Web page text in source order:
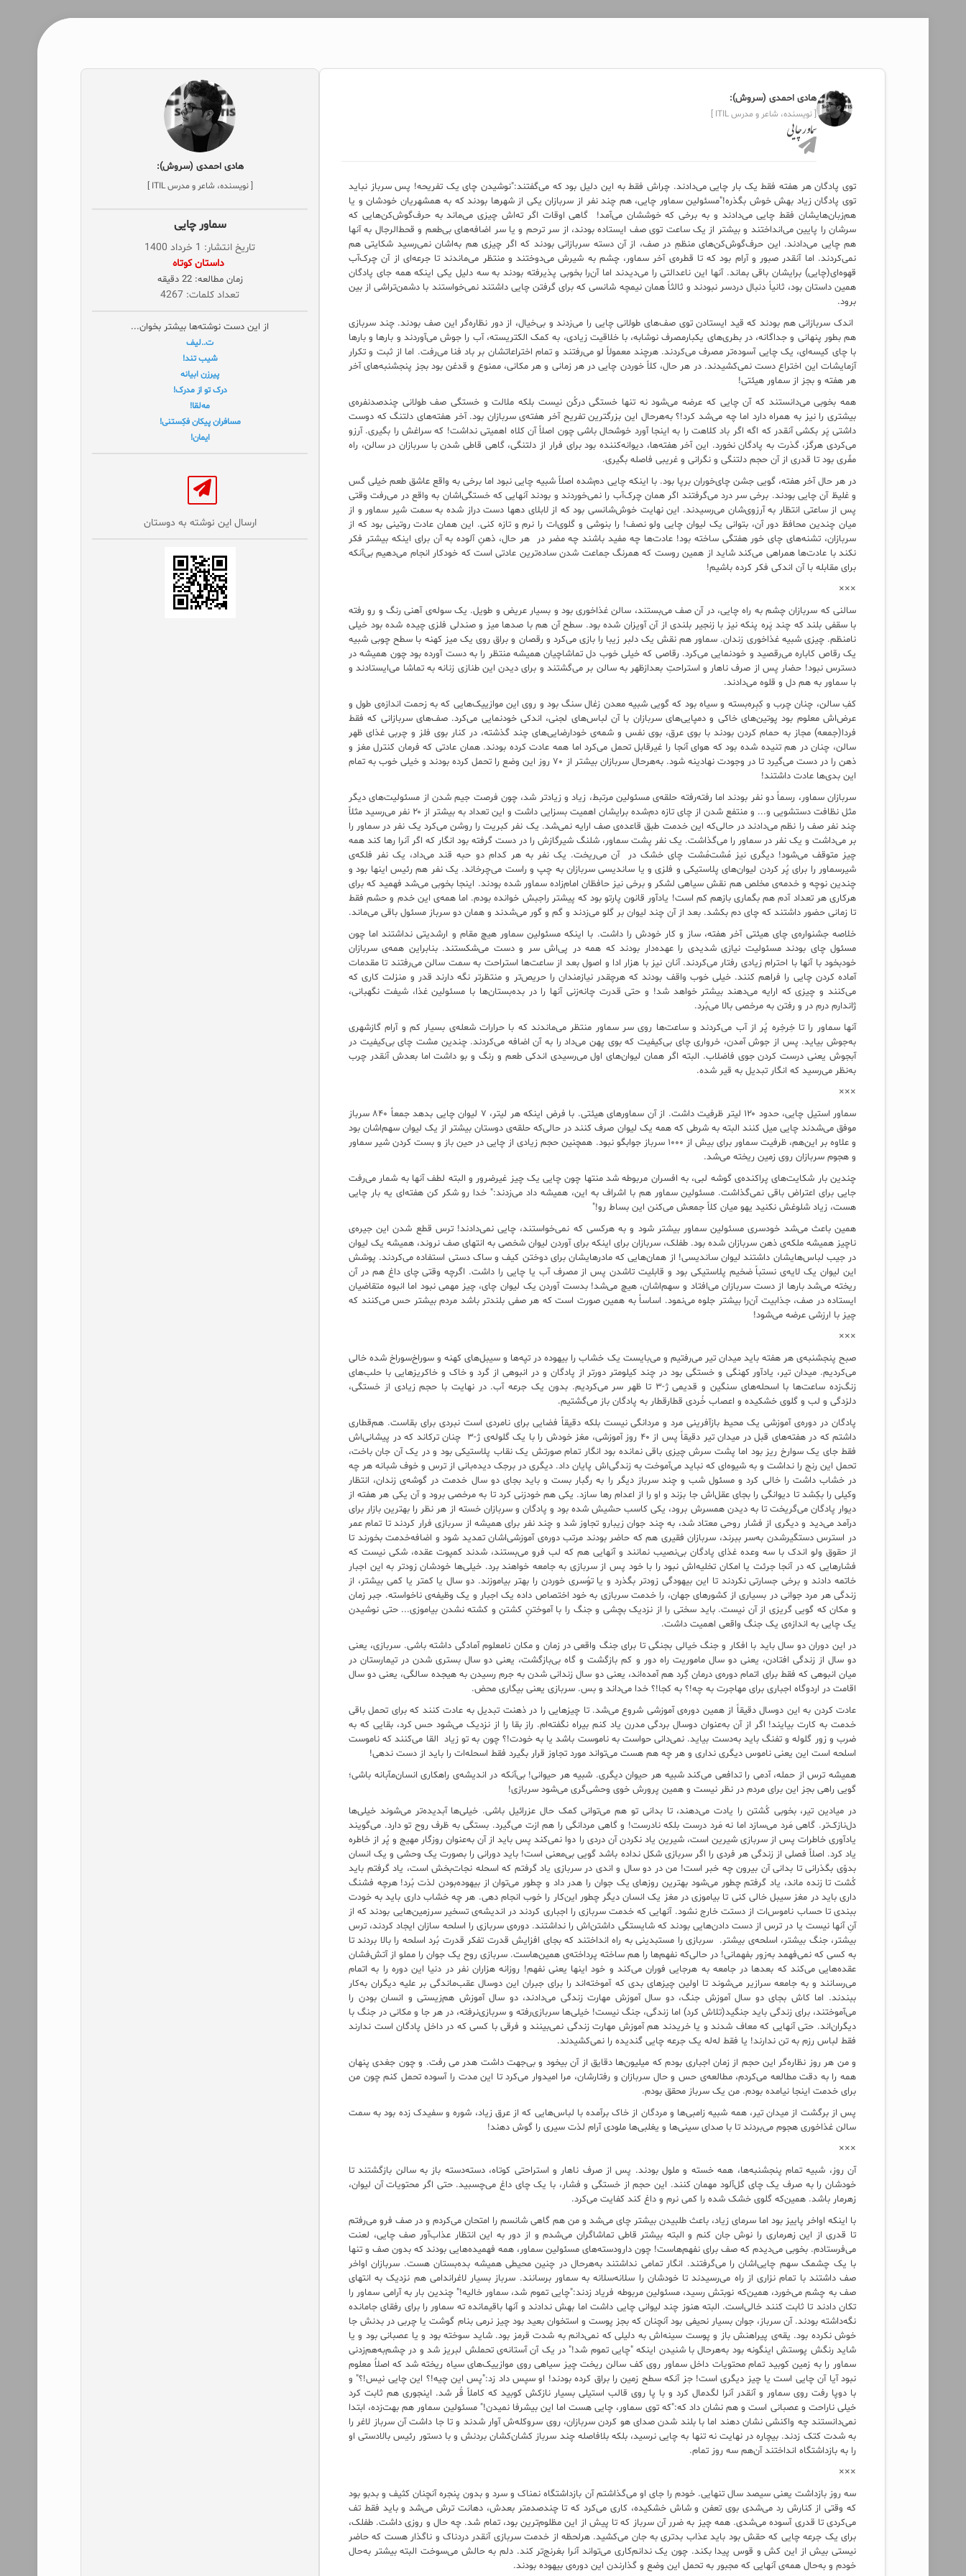
هادی احمدی (سروش):
[ نویسنده، شاعر و مدرس ITIL ]
سماور چایی
توی پادگان هر هفته فقط یک بار چایی می‌دادند. چراش فقط به این دلیل بود که می‌گفتند:"نوشیدن چای یک تفریحه! پس سرباز نباید
توی پادگان زیاد بهش خوش بگذره!"مسئولین سماور چایی، هم چند نفر از سربازان یکی از شهرها بودند که به همشهریان خودشان و یا
هم‌زبان‌هایشان فقط چایی می‌دادند و به برخی که خوششان می‌آمد! گاهی اوقات اگر ته‌اش چیزی می‌ماند به حرف‌گوش‌کن‌هایی که
سرشان را پایین می‌انداختند و بیشتر از یک ساعت توی صف ایستاده بودند، از سر ترحم و یا سر اضافه‌های بی‌طعم و قحط‌الرجال به آنها
هم چایی می‌دادند. این حرف‌گوش‌کن‌های منظمِ در صف، از آن دسته سربازانی بودند که اگر چیزی هم به‌اشان نمی‌رسید شکایتی هم
نمی‌کردند. اما آنقدر صبور و آرام بود که تا قطره‌ی آخر سماور، چشم به شیرش می‌دوختند و منتظر می‌ماندند تا جرعه‌ای از آن چرک‌آب
قهوه‌ای(چایی) برایشان باقی بماند. آنها این ناعدالتی را می‌دیدند اما آن‌را بخوبی پذیرفته بودند به سه دلیل یکی اینکه همه جای پادگان
همین داستان بود، ثانیاً دنبال دردسر نبودند و ثالثاً همان نیمچه شانسی که برای گرفتن چایی داشتند نمی‌خواستند با دشمن‌تراشی از بین
برود.
اندک سربازانی هم بودند که قید ایستادن توی صف‌های طولانی چایی را می‌زدند و بی‌خیال، از دور نظاره‌گر این صف بودند. چند سربازی
هم بطور پنهانی و جداگانه، در بطری‌های یکبارمصرف نوشابه، با خلاقیت زیادی، به کمک الکتریسته، آب را جوش می‌آوردند و بارها و بارها
با چای کیسه‌ای، یک چایی آسوده‌تر مصرف می‌کردند. هرچند معمولاً لو می‌رفتند و تمام اختراعاتشان بر باد فنا می‌رفت. اما از ثبت و تکرار
آزمایشات این اختراع دست نمی‌کشیدند. در هر حال، کلاً خوردن چایی در هر زمانی و هر مکانی، ممنوع و قدغن بود بجز پنجشنبه‌های آخر
هر هفته و بجز از سماور هیئتی!
همه بخوبی می‌دانستند که آن‌ چایی که عرضه می‌شود نه تنها خستگی درکُن نیست بلکه ملالت و خستگی صف طولانی چندصدنفره‌ی
بیشتری را نیز به همراه دارد اما چه می‌شد کرد!؟ به‌هرحال این بزرگترین تفریح آخر هفته‌ی سربازان بود. آخر هفته‌های دلتنگ که دوست
داشتی پَر بکشی آنقدر که اگه اگر باد کلاهت را به اینجا آورد خوشحال باشی چون اصلاً آن کلاه اهمیتی نداشت! که سراغش را بگیری. آرزو
می‌کردی هرگز، گذرت به پادگان نخورد. این آخر هفته‌ها، دیوانه‌کننده بود برای فرار از دلتنگی، گاهی قاطی شدن با سربازان در سالن، راه
مفّری بود تا قدری از آن حجم دلتنگی و نگرانی و غریبی فاصله بگیری.
در هر حال آخر هفته، گویی جشن چای‌خوران برپا بود. با اینکه چایی دم‌شده اصلاً شبیه چایی نبود اما برخی به واقع عاشق طعم خیلی گس
و غلیظ آن چایی بودند. برخی سر درد می‌گرفتند اگر همان چرک‌آب را نمی‌خوردند و بودند آنهایی که خستگی‌اشان به واقع در می‌رفت وقتی
پس از ساعتی انتظار به آرزوی‌شان می‌رسیدند. این نهایت خوش‌شانسی بود که از لابلای دهها دست دراز شده به سمت شیر سماور و از
میان چندین محافظ دور آن، بتوانی یک لیوان چایی ولو نصف! را بنوشی و گلوی‌ات را نرم و تازه کنی. این همان عادت روتینی بود که از
سربازان، تشنه‌های چای خور هفتگی ساخته بود! عادت‌ها چه مفید باشند چه مضر در هر حال، ذهنِ آلوده به آن برای اینکه بیشتر فکر
نکند با عادت‌ها همراهی می‌کند شاید از همین روست که همرنگ جماعت شدن ساده‌ترین عادتی است که خودکار انجام می‌دهیم بی‌آنکه
برای مقابله با آن اندکی فکر کرده باشیم!
×××
سالنی که سربازان چشم به راه چایی، در آن صف می‌بستند، سالن غذاخوری بود و بسیار عریض و طویل. یک سوله‌ی آهنی رنگ و رو رفته
با سقفی بلند که چند پَره پنکه نیز با زنجیر بلندی از آن آویزان شده بود. سطح آن هم با صدها میز و صندلی فلزی چیده شده بود خیلی
نامنظم. چیزی شبیه غذاخوری زندان. سماور هم نقش یک دلبر زیبا را بازی می‌کرد و رقصان و براق روی یک میز کهنه‌ با سطح چوبی شبیه
یک رقاص کاباره می‌رقصید و خودنمایی می‌کرد. رقاصی که خیلی خوب دل تماشاچیان همیشه منتظر را به دست آورده بود چون همیشه در
دسترس نبود! حضار پس از صرف ناهار و استراحتِ بعدازظهر به سالن بر می‌گشتند و برای دیدن این طنازی زنانه به تماشا می‌ایستادند و
با سماور به هم دل و قلوه می‌دادند.
کفِ سالن، چنان چرب و کِبِره‌بسته و سیاه بود که گویی شبیه معدن زغال سنگ بود و روی این موازییک‌هایی که به زحمت اندازه‌ی طول و
عرض‌اش معلوم بود پوتین‌های خاکی و دمپایی‌های سربازان با آن لباس‌های لجنی، اندکی خودنمایی می‌کرد. صف‌های سربازانی که فقط
فردا(جمعه) مجاز به حمام کردن بودند با بوی عرق، بوی نفس و شمه‌ی خودارضایی‌های چند گذشته، در کنار بوی فلز و چربی غذای ظهر
سالن، چنان در هم تنیده شده بود که هوای آنجا را غیرقابل تحمل می‌کرد اما همه عادت کرده بودند. همان عادتی که فرمان کنترل مغز و
ذهن را در دست می‌گیرد تا در وجودت نهادینه شود. به‌هرحال سربازان بیشتر از ۷۰ روز این وضع را تحمل کرده بودند و خیلی خوب به تمام
این بدی‌ها عادت داشتند!
سربازان سماور، رسماً دو نفر بودند اما رفته‌رفته حلقه‌ی مسئولین مرتبط، زیاد و زیادتر شد، چون فرصت جیم شدن از مسئولیت‌های دیگر
مثل نظافت دستشویی و... و منتفع شدن از چای تازه دم‌شده برایشان اهمیت بسزایی داشت و این تعداد به بیشتر از ۲۰ نفر می‌رسید مثلاً
چند نفر صف را نظم می‌دادند در حالی‌که این خدمت طبق قاعده‌ی صف ارایه نمی‌شد. یک نفر کبریت را روشن می‌کرد یک نفر در سماور را
بر می‌داشت و یک نفر در سماور را می‌گذاشت. یک نفر پشت سماور، شلنگ شیرگازش را در دست گرفته بود انگار که اگر آنرا رها کند همه
چیز متوقف می‌شود! دیگری نیز مُشت‌مُشت چای خشک در آن می‌ریخت. یک نفر به هر کدام دو حبه قند می‌داد، یک نفر فلکه‌ی
شیرسماور را برای پُر کردن لیوان‌های پلاستیکی و فلزی و یا ساندیسی سربازان به چپ و راست می‌چرخاند. یک نفر هم رئیس اینها بود و
چندین نوچه و خدمه‌ی مخلص هم نقش سیاهی لشکر و برخی نیز حافظان امام‌زاده سماور شده بودند. اینجا بخوبی می‌شد فهمید که برای
هرکاری هر تعداد آدم هم بگماری بازهم کم است! یادآور قانون پارتو بود که پیشتر راجبش خوانده بودم. اما همه‌ی این خدم و حشم فقط
تا زمانی حضور داشتند که چای دم بکشد. بعد از آن چند لیوان بر گلو می‌زدند و گم و گور می‌شدند و همان دو سرباز مسئول باقی می‌ماند.
خلاصه جشنواره‌ی چای هیئتی آخر هفته، ساز و کار خودش را داشت. با اینکه مسئولین سماور هیچ مقام و ارشدیتی نداشتند اما چون
مسئول چای بودند مسئولیت نیازی شدیدی را عهده‌دار بودند که همه در پی‌اش سر و دست می‌شکستند. بنابراین همه‌ی سربازان
خودبخود با آنها با احترام زیادی رفتار می‌کردند. آنان نیز با هزار ادا و اصول بعد از ساعت‌ها استراحت به سمت سالن می‌رفتند تا مقدمات
آماده کردن چایی را فراهم کنند. خیلی خوب واقف بودند که هرچقدر نیازمندان را حریص‌تر و منتظرتر نگه دارند قدر و منزلت کاری که
می‌کنند و چیزی که ارایه می‌دهند بیشتر خواهد شد! و حتی قدرت چانه‌زنی آنها را در بده‌بستان‌ها با مسئولین غذا، شیفت نگهبانی،
ژاندارم درم در و رفتن به مرخصی بالا می‌بُرد.
آنها سماور را تا خِرخِره پُر از آب می‌کردند و ساعت‌ها روی سر سماور منتظر می‌ماندند که با حرارات شعله‌ی بسیار کم و آرام گازشهری
به‌جوش بیاید. پس از جوش آمدن، خرواری چای بی‌کیفیت که بوی پهن می‌داد را به آن اضافه می‌کردند. چندین مشت چای بی‌کیفیت در
آبجوش یعنی درست کردن جوی فاضلاب. البته اگر همان لیوان‌های اول می‌رسیدی اندکی طعم و رنگ و بو داشت اما بعدش آنقدر چرب
به‌نظر می‌رسید که انگار تبدیل به قیر شده.
×××
سماور استیل چایی، حدود ۱۲۰ لیتر ظرفیت داشت. از آن سماورهای هیئتی. با فرض اینکه هر لیتر، ۷ لیوان چایی بدهد جمعاً ۸۴۰ سرباز
موفق می‌شدند چایی میل کنند البته به شرطی که همه یک لیوان صرف کنند در حالی‌که حلقه‌ی دوستان بیشتر از یک لیوان سهم‌اشان بود
و علاوه بر این‌هم، ظرفیت سماور برای بیش از ۱۰۰۰ سرباز جوابگو نبود. همچنین حجم زیادی از چایی در حین باز و بست کردن شیر سماور
و هجوم سربازان روی زمین ریخته می‌شد.
چندین بار شکایت‌های پراکنده‌ی گوشه‌ لبی، به افسران مربوطه شد منتها چون چایی یک چیز غیرضرور و البته لطف آنها به شمار می‌رفت
جایی برای اعتراض باقی نمی‌گذاشت. مسئولین سماور هم با اشراف به این، همیشه داد می‌زدند:" خدا رو شکر کن هفته‌ای یه بار چایی
هست، زیاد شلوغش نکنید یهو میان کلاً جمعش می‌کنن این بساط رو!"
همین باعث می‌شد خودسری مسئولین سماور بیشتر شود و به هرکسی که نمی‌خواستند، چایی نمی‌دادند! ترس قطع شدن این جیره‌ی
ناچیز همیشه ملکه‌ی ذهن سربازان شده بود. طفلک، سربازان برای اینکه برای آوردن لیوان شخصی به انتهای صف نروند، همیشه یک لیوان
در جیب لباس‌هایشان داشتند لیوان ساندیسی! از همان‌هایی که مادرهایشان برای دوختن کیف و ساک دستی استفاده می‌کردند. پوشش
این لیوان یک لایه‌ی نستباً ضخیم پلاستیکی بود و قابلیت تاشدن پس از مصرف آب یا چایی را داشت. اگرچه وقتی چای داغ هم در آن
ریخته می‌شد بارها از دست سربازان می‌افتاد و سهم‌اشان، هیچ می‌شد! بدست آوردن یک لیوان چای، چیز مهمی نبود اما انبوه متقاضیان
ایستاده در صف، جذابیت آن‌را بیشتر جلوه می‌نمود. اساساً به همین صورت است که هر صفی بلندتر باشد مردم بیشتر حس می‌کنند که
چیز با ارزشی عرضه می‌شود!
×××
صبح پنجشنبه‌ی هر هفته باید میدان تیر می‌رفتیم و می‌بایست یک خشاب را بیهوده در تپه‌ها و سیبل‌های کهنه و سوراخ‌سوراخ شده خالی
می‌کردیم. میدان تیر، یادآور کهنگی و خستگی بود در چند کیلومتر دورتر از پادگان و در انبوهی از گرد و خاک و خاکریز‌هایی با حلب‌های
زنگ‌زده ساعت‌ها با اسحله‌های سنگین و قدیمی ژ-۳ تا ظهر سر می‌کردیم. بدون یک جرعه آب. در نهایت با حجم زیادی از خستگی،
دلزدگی و لب و گلوی خشکیده و اعصاب خُردی قطارقطار به پادگان باز می‌گشتیم.
پادگان در دوره‌ی آموزشی یک محیط بازآفرینی مرد و مردانگی نیست بلکه دقیقاً فضایی برای نامردی است نبردی برای بقاست. هم‌قطاری
داشتم که در هفته‌های قبل در میدان تیر دقیقاً پس از ۴۰ روز آموزشی، مغز خودش را با یک گلوله‌ی ژ-۳ چنان ترکاند که در پیشانی‌اش
فقط جای یک سوارخ ریز بود اما پشت سرش چیزی باقی نمانده بود انگار تمام صورتش یک نقاب پلاستیکی بود و در یک آن جان باخت،
تحمل این رنج را نداشت و به شیوه‌ای که نباید می‌آموخت به زندگی‌اش پایان داد. دیگری در برجک دید‌ه‌بانی از ترس و خوف شبانه هر چه
در خشاب داشت را خالی کرد و مسئول شب و چند سرباز دیگر را به رگبار بست و باید بجای دو سال خدمت در گوشه‌ی زندان، انتظار
وکیلی را بکِشد تا دیوانگی را بجای عقل‌اش جا بزند و او را از اعدام رها سازد. یکی هم خودزنی کرد تا به مرخصی برود و آن یکی هر هفته از
دیوار پادگان می‌گریخت تا به دیدن همسرش برود، یکی کاسب حشیش شده بود و پادگان و سربازان خسته از هر نظر را بهترین بازار برای
درآمد می‌دید و دیگری از فشار روحی معتاد شد، به چند جوان زیبارو تجاوز شد و چند نفر برای همیشه از سربازی فرار کردند تا تمام عمر
در استرس دستگیر‌شدن به‌سر ببرند، سربازان فقیری هم که حاضر بودند مرتب دوره‌ی آموزشی‌اشان تمدید شود و اضافه‌خدمت بخورند تا
از حقوق ولو اندک با سه وعده غذای پادگان بی‌نصیب نمانند و آنهایی هم که لب فرو می‌بستند، شدند کمپوت عقده، شکی نیست که
فشارهایی که در آنجا جرئت یا امکان تخلیه‌اش نبود را با خود پس از سربازی به جامعه خواهند برد. خیلی‌ها خودشان زودتر به این اجبار
خاتمه دادند و برخی جسارتی نکردند تا این بیهود‌گی زودتر بگذرد و یا توُسری خوردن را بهتر بیاموزند. دو سال یا کمتر یا کمی بیشتر، از
زندگی هر مرد جوانی در بسیاری از کشورهای جهان، را خدمت سربازی به خود اختصاص داده یک اجبار و یک وظیفه‌ی ناخواسته. جبر زمان
و مکان که گویی گریزی از آن نیست. باید سختی را از نزدیک بچشی و جنگ را با آموختنِ کشتن و کشته نشدن بیاموزی... حتی نوشیدن
یک چایی به اندازه‌ی یک جنگ واقعی اهمیت داشت.
در این دوران دو سال باید با افکار و جنگ خیالی بجنگی تا برای جنگ واقعی در زمان و مکان نامعلوم آمادگی داشته باشی. سربازی، یعنی
دو سال از زندگی افتادن، یعنی دو سال ماموریت راه دور و کم بازگشت و گاه بی‌بازگشت، یعنی دو سال بستری شدن در تیمارستان در
میان انبوهی که فقط برای اتمام دوره‌ی درمان گِرد هم آمده‌اند، یعنی دو سال زندانی شدن به جرم رسیدن به هیجده سالگی، یعنی دو سال
اقامت در اردوگاه اجباری برای مهاجرت به چه!؟ به کجا!؟ خدا می‌داند و بس. سربازی یعنی بیگاری محض.
عادت کردن به این دوسال دقیقاً از همین دوره‌ی آموزشی شروع می‌شد. تا چیزهایی را در ذهنت تبدیل به عادت کنند که برای تحمل باقی
خدمت به کارت بیایند! اگر از آن به‌عنوان دوسال بردگی مدرن یاد کنم بیراه نگفته‌ام. راز بقا را از نزدیک می‌شود حس کرد، بقایی که به
ضرب و زور گلوله و تفنگ باید به‌دست بیاید. نمی‌دانی حواست به ناموست باشد یا به خودت!؟ چون به تو زیاد القا می‌کنند که ناموست
اسلحه است این یعنی ناموس دیگری نداری و هر چه هم هست می‌تواند مورد تجاوز قرار بگیرد فقط اسحله‌ات را باید از دست ندهی!
همیشه ترس از حمله، آدمی را تدافعی می‌کند شبیه هر حیوان دیگری. شبیه هر حیوانی! بی‌آنکه در اندیشه‌ی راهکاری انسان‌مآبانه باشی؛
گویی راهی بجز این برای مردم در نظر نیست و همین پرورش خوی وحشی‌گری می‌شود سربازی!
در میادین تیر، بخوبی کُشتن را یادت می‌دهند، تا بدانی تو هم می‌توانی کمک حال عزرائیل باشی. خیلی‌ها آبدیده‌تر می‌شوند خیلی‌ها
دل‌نازک‌تر. گاهی مَرد می‌سازد اما نه مَرد درست بلکه نادرست! و گاهی مردانگی را هم ازت می‌گیرد. بستگی به ظرف روح تو دارد. می‌گویند
یادآوری خاطرات پس از سربازی شیرین است، شیرین یاد نکردن آن دردی را دوا نمی‌کند پس باید از آن به‌عنوان روزگار مهیج و پُر از خاطره
یاد کرد. اصلاً فصلی از زندگی هر فردی را اگر سربازی شکل نداده باشد گویی بی‌معنی است! باید دورانی را بصورت یک وحشی و یک انسان
بدوّی بگذرانی تا بدانی آن بیرون چه خبر است! من در دو سال و اندی در سربازی یاد گرفتم که اسحله نجات‌بخش است، یاد گرفتم باید
کُشت تا زنده ماند، یاد گرفتم چطور می‌شود بهترین روزهای یک جوان را هدر داد و چطور می‌توان از بیهوده‌بودن لذت بُرد! هرچه فشنگ
داری باید در مغز سیبل خالی کنی تا بیاموزی در مغز یک انسان دیگر چطور این‌کار را خوب انجام دهی. هر چه خشاب داری باید به خودت
ببندی تا حساب ناموس‌ات از دستت خارج نشود. آنهایی که خدمت سربازی را اجباری کردند در اندیشه‌ی تسخیر سرزمین‌هایی بودند که از
آنِ آنها نیست یا در ترس از دست دادن‌هایی بودند که شایستگی داشتن‌اش را نداشتند. دوره‌ی سربازی را اسلحه سازان ایجاد کردند، ترس
بیشتر، جنگ بیشتر، اسلحه‌ی بیشتر. سربازی را مستبدینی به راه انداختند که بجای افزایش قدرت تفکر قدرت بُرد اسلحه را بالا بردند تا
به کسی که نمی‌فهمد به‌زور بفهمانی! در حالی‌که نفهم‌ها را هم ساخته پرداخته‌ی همین‌هاست. سربازی روح یک جوان را مملو از آتش‌فشان
عقده‌هایی می‌کند که بعدها در جامعه به هرجایی فوران می‌کند و خود اینها یعنی نفهم! روزانه هزاران نفر در دنیا این دوره را به اتمام
می‌رسانند و به جامعه سرازیر می‌شوند تا اولین چیزهای بدی که آموخته‌اند را برای جبران این دوسال عقب‌ماندگی بر علیه دیگران به‌کار
ببندند. اما کاش بجای دو سال آموزش جنگ، دو سال آموزش مهارت زندگی می‌دادند، دو سال آموزش هم‌زیستی و انسان بودن را
می‌آموختند، برای زندگی باید جنگید(تلاش کرد) اما زندگی، جنگ نیست! خیلی‌ها سربازی‌رفته و سربازی‌نرفته، در هر جا و مکانی در جنگ با
دیگران‌اند. حتی آنهایی که معاف شدند و یا خریدند هم آموزش مهارت زندگی نمی‌بینند و فرقی با کسی که در داخل پادگان است ندارند
فقط لباس رزم به تن ندارند! یا فقط له‌له یک جرعه چایی گندیده را نمی‌کشیدند.
و من هر روز نظاره‌گر این حجم از زمان اجباری بودم که میلیون‌ها دقایق از آن بیخود و بی‌جهت داشت هدر می رفت. و چون جغدی پنهان
همه را به دقت مطالعه می‌کردم، مطالعه‌ی حس و حال سربازان و رفتارشان، مرا امیدوار می‌کرد تا این مدت را آسوده تحمل کنم چون من
برای خدمت اینجا نیامده بودم. من یک سرباز محقق بودم.
پس از برگشت از میدان تیر، همه شبیه زامبی‌ها و مردگان از خاک برآمده با لباس‌هایی که از عرق زیاد، شوره و سفیدک زده بود به سمت
سالن غذاخوری هجوم می‌بردند تا با صدای سینی‌ها و یغلبی‌ها ملودی آرام لذت سیری را گوش دهند!
×××
آن روز، شبیه تمام پنجشنبه‌ها، همه خسته و ملول بودند. پس از صرف ناهار و استراحتی کوتاه، دسته‌دسته باز به سالن بازگشتند تا
خودشان را به صرف یک چای گل‌آلود مهمان کنند. این حجم از خستگی و فشار، با یک چای داغ می‌چسبید. حتی اگر محتویات آن لیوان،
زهرمار باشد. همین‌که گلوی خشک شده را کمی نرم و داغ کند کفایت می‌کرد.
با اینکه اواخر پاییز بود اما سرمای زیاد، باعث طلبیدن بیشتر چای می‌شد و من هم گاهی شانسم را امتحان می‌کردم و در صف فرو می‌رفتم
تا قدری از این زهرماری را نوش جان کنم و البته بیشتر قاطی تماشاگران می‌شدم و از دور به این انتظار عذاب‌آور صف چایی، لعنت
می‌فرستادم. بخوبی می‌دیدم که صف برای نفهم‌هاست! چون دارودسته‌های مسئولین سماور، همه فهمیده‌هایی بودند که بدون صف و تنها
با یک چشمک سهم چایی‌اشان را می‌گرفتند. انگار تمامی نداشتند به‌هرحال در چنین محیطی همیشه بده‌بستان هست. سربازان اواخر
صف داشتند با تمام نزاری از راه می‌رسیدند تا خودشان را سلانه‌سلانه به سماور برسانند. سرباز بسیار لاغراندامی هم نزدیک به انتهای
صف به چشم می‌خورد، همین‌که نوبتش رسید، مسئولین مربوطه فریاد زدند:"چایی تموم شد، سماور خالیه!" چندین بار به آرامی سماور را
تکان دادند تا ثابت کنند خالی‌است. البته هنوز چند لیوانی چایی داشت اما بهش ندادند و آنها باقیمانده ته سماور را برای رفقای جامانده
نگه‌داشته بودند. آن سرباز، جوان بسیار نحیفی بود آنچنان که بجز پوست و استخوان بعید بود چیز نرمی بنام گوشت یا چربی در بدنش جا
خوش نکرده بود. یقه‌ی پیراهنش باز و پوست سینه‌‌اش به دلیلی که نمی‌دانم به شدت قرمز بود. شاید سوخته بود و یا عصبانی بود و یا
شاید رنگش پوستش اینگونه بود به‌هرحال با شنیدن اینکه "چایی تموم شد!" در یک آن آستانه‌ی تحملش لبریز شد و در چشم‌به‌هم‌زدنی
سماور را به زمین کوبید تمام محتویات داخل سماور روی کف سالن ریخت چیز سیاهی روی موازییک‌های سیاه ریخته شد که اصلاٌ معلوم
نبود آیا آن چایی است یا چیز دیگری است! جز آنکه سطح زمین را براق کرده بودند! او سپس داد زد:"پس این چیه!؟ این چایی نیس!؟" و
با دوپا رفت روی سماور و آنقدر آنرا لگدمال کرد و با پا روی قالب استیلی بسیار نازکش کوبید که کاملاً قُر شد. اینجوری هم ثابت کرد
خیلی ناراحت و عصبانی است و هم نشان داد که:"که توی سماور، چایی هست اما این بیشرفا نمیدن!" مسئولین سماور هم بهت‌زده، ابتدا
نمی‌دانستند چه واکنشی نشان دهند اما با بلند شدن صدای هو کردن سربازان، روی سروکله‌ش آوار شدند و تا جا داشت آن سرباز لاغر را
به شدت کتک زدند. بیچاره در نهایت نه تنها به چایی نرسید، بلکه بلافاصله چند سرباز کشان‌کشان بردنش و با دستور رئیس بالادستی او
را به بازداشتگاه انداختند آن‌هم سه روز تمام.
×××
سه روز بازداشت یعنی سیصد سال تنهایی. خودم را جای او می‌گذاشتم آن بازداشتگاه نمناک و سرد و بدون پنجره آنچنان کثیف و بدبو بود
که وقتی از کنارش رد می‌شدی بوی تعفن و شاش خشکیده، کاری می‌کرد که تا چندصدمتر بعدش، دهانت ترش می‌شد و باید فقط تف
می‌کردی تا قدری آسوده می‌شدی. همه چیز به ضرر آن سرباز که تا پیش از این مظلوم‌ترین بود، تمام شد. چه حال و روزی داشت. طفلک،
برای یک جرعه چایی که حقش بود باید عذاب بدتری به جان می‌کشید. هرلحظه از خدمت سربازی آنقدر دردناک و ناگذار هست که حاضر
نیستی بیش از این کش و قوس پیدا بکند. چون یک ندانم‌کاری می‌تواند آنرا بغرنج‌تر کند. دلم به حالش می‌سوخت البته بیشتر به‌حال
خودم و به‌حال همه‌ی آنهایی که مجبور به تحمل این وضع و گذارندن این دوره‌ی بیهوده بودند.
هادی احمدی (سروش):
[ نویسنده، شاعر و مدرس ITIL ]
سماور چایی
تاریخ انتشار: 1 خرداد 1400
‌ داستان کوتاه
زمان مطالعه: 22 دقیقه
تعداد کلمات: 4267
از این دست نوشته‌ها بیشتر بخوان...
ت..لیف
شیب تند!
پیرزن ابیانه
درک تو از مدرک!
مه‌لقا!
مسافران پیکان فکِستنی!
ایمان!
ارسال این نوشته به دوستان‌